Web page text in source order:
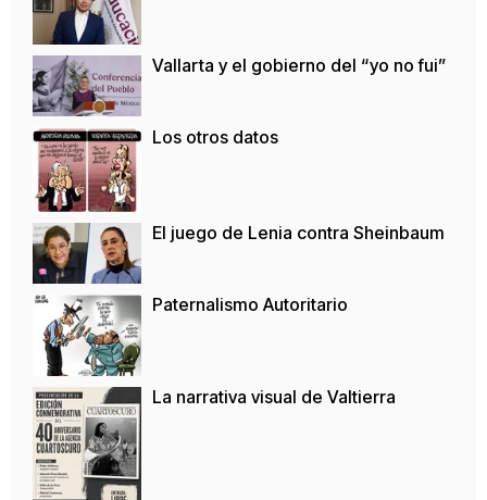
Vallarta y el gobierno del “yo no fui”
Los otros datos
El juego de Lenia contra Sheinbaum
Paternalismo Autoritario
La narrativa visual de Valtierra